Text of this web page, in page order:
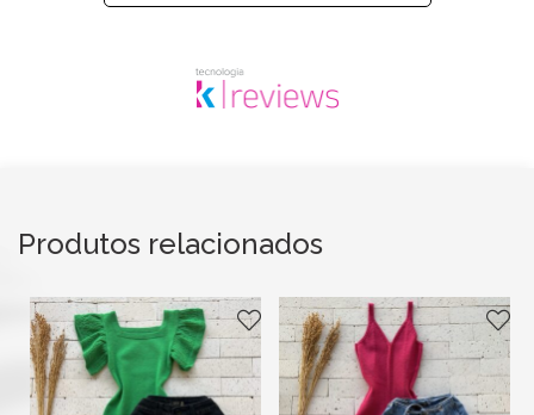
Produtos relacionados